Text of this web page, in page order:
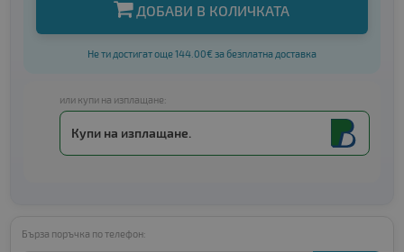
ДОБАВИ В КОЛИЧКАТА
Не ти достигат още 144.00€ за безплатна доставка
или купи на изплащане:
Купи на изплащане.
Бърза поръчка по телефон: